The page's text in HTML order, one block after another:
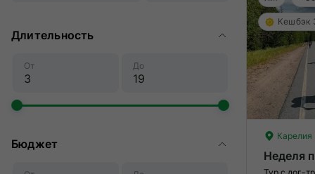
Длительность
От До
Бюджет
Кешбэк
Карелия
Неделя